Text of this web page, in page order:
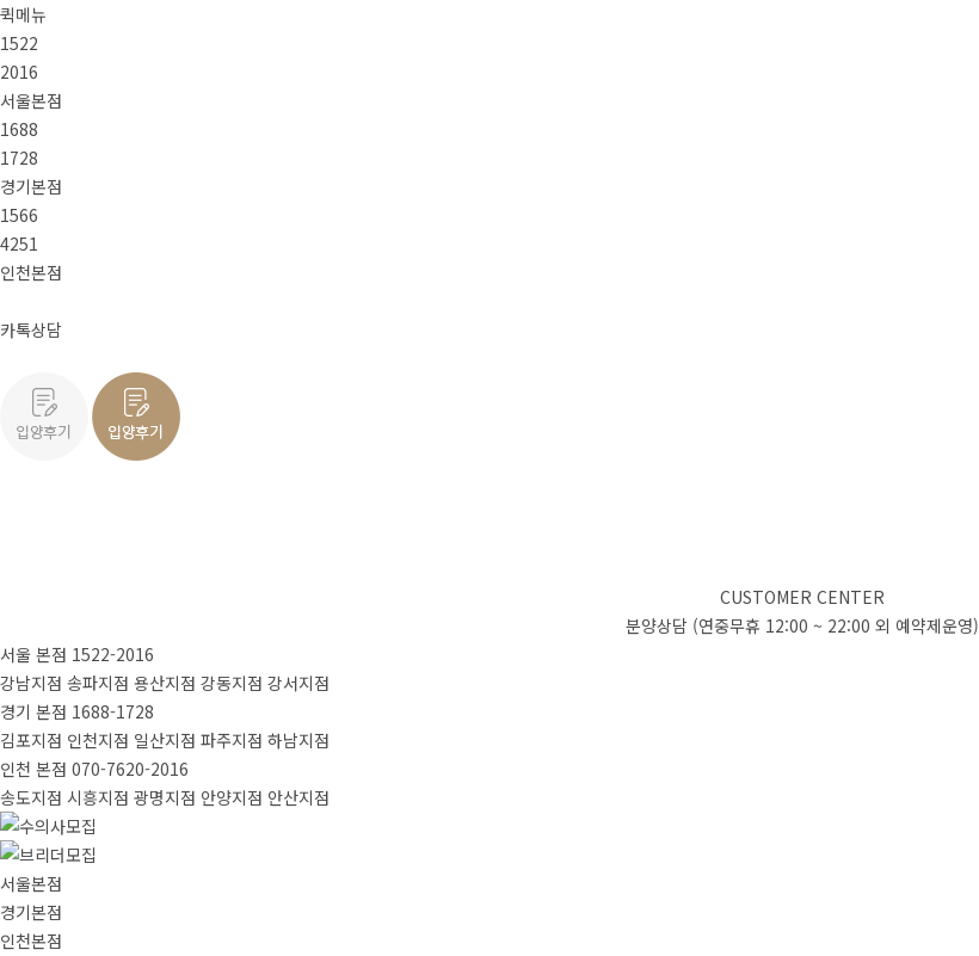
퀵메뉴
1522
2016
서울본점
1688
1728
경기본점
1566
4251
인천본점
카톡상담
CUSTOMER CENTER
분양상담 (연중무휴 12:00 ~ 22:00 외 예약제운영)
서울 본점 1522-2016
강남지점 송파지점 용산지점 강동지점 강서지점
경기 본점 1688-1728
김포지점 인천지점 일산지점 파주지점 하남지점
인천 본점 070-7620-2016
송도지점 시흥지점 광명지점 안양지점 안산지점
서울본점
경기본점
인천본점